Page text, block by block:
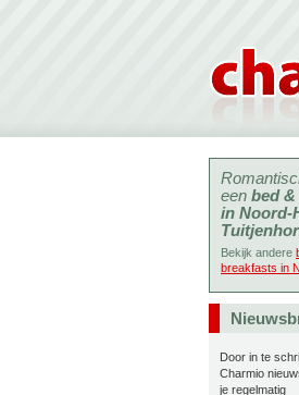
een bed
in Noord-
Bekijk andere
breakfasts in
Door in te
Charmio
je regelmatig